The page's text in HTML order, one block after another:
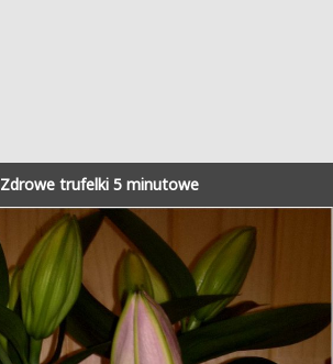
Zdrowe trufelki 5 minutowe